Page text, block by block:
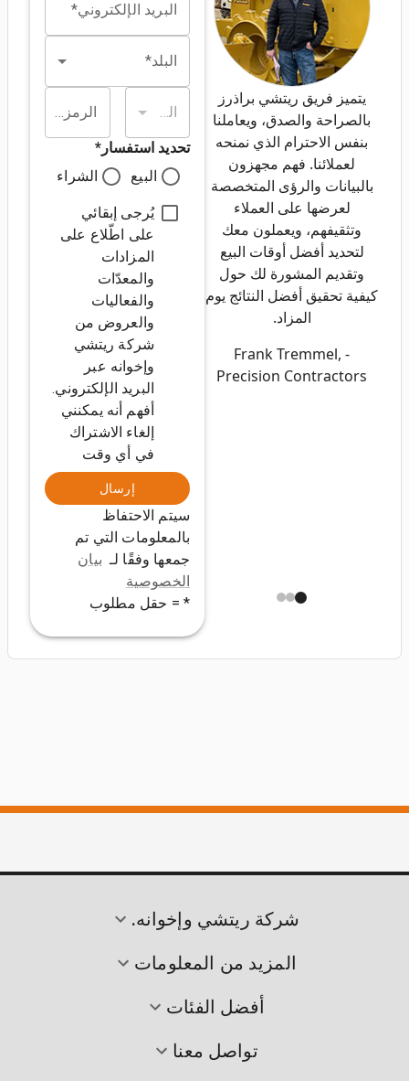
البريد الإلكتروني*
البلد*
الولاية/المقاطعة* الرمز البريدي*
تحديد استفسار *
البيع
الشراء
يُرجى إبقائي
على اطّلاع على
المزادات
والمعدّات
والفعاليات
والعروض من
شركة ريتشي
وإخوانه عبر
البريد الإلكتروني.
أفهم أنه يمكنني
إلغاء الاشتراك
في أي وقت
إرسال
سيتم الاحتفاظ
بالمعلومات التي تم
جمعها وفقًا لـ بيان
الخصوصية
* = حقل مطلوب
يتميز فريق ريتشي براذرز
بالصراحة والصدق، ويعاملنا
بنفس الاحترام الذي نمنحه
لعملائنا. فهم مجهزون
بالبيانات والرؤى المتخصصة
لعرضها على العملاء
وتثقيفهم، ويعملون معك
لتحديد أفضل أوقات البيع
وتقديم المشورة لك حول
كيفية تحقيق أفضل النتائج يوم
المزاد.
- Frank Tremmel,
Precision Contractors
شركة ريتشي وإخوانه.
المزيد من المعلومات
أفضل الفئات
تواصل معنا